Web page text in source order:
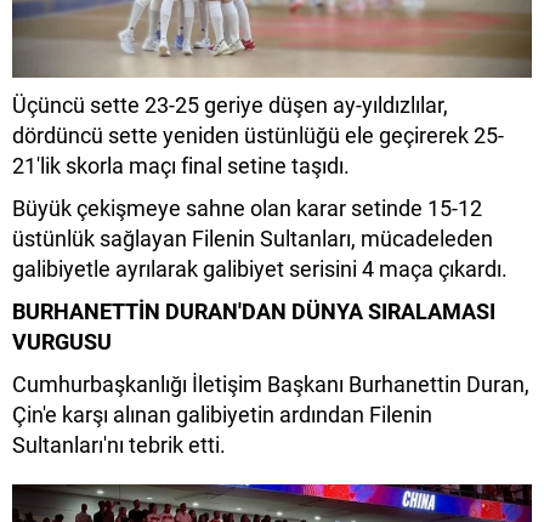
Üçüncü sette 23-25 geriye düşen ay-yıldızlılar,
dördüncü sette yeniden üstünlüğü ele geçirerek 25-
21'lik skorla maçı final setine taşıdı.
Büyük çekişmeye sahne olan karar setinde 15-12
üstünlük sağlayan Filenin Sultanları, mücadeleden
galibiyetle ayrılarak galibiyet serisini 4 maça çıkardı.
BURHANETTİN DURAN'DAN DÜNYA SIRALAMASI
VURGUSU
Cumhurbaşkanlığı İletişim Başkanı Burhanettin Duran,
Çin'e karşı alınan galibiyetin ardından Filenin
Sultanları'nı tebrik etti.